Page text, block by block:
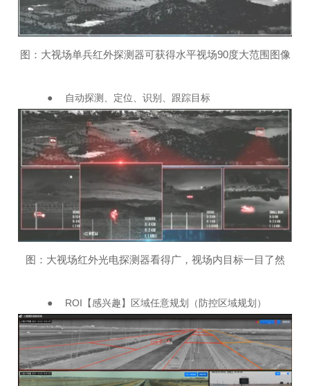
图：大视场单兵红外探测器可获得水平视场90度大范围图像
● 自动探测、定位、识别、跟踪目标
图：大视场红外光电探测器看得广，视场内目标一目了然
● ROI【感兴趣】区域任意规划（防控区域规划）